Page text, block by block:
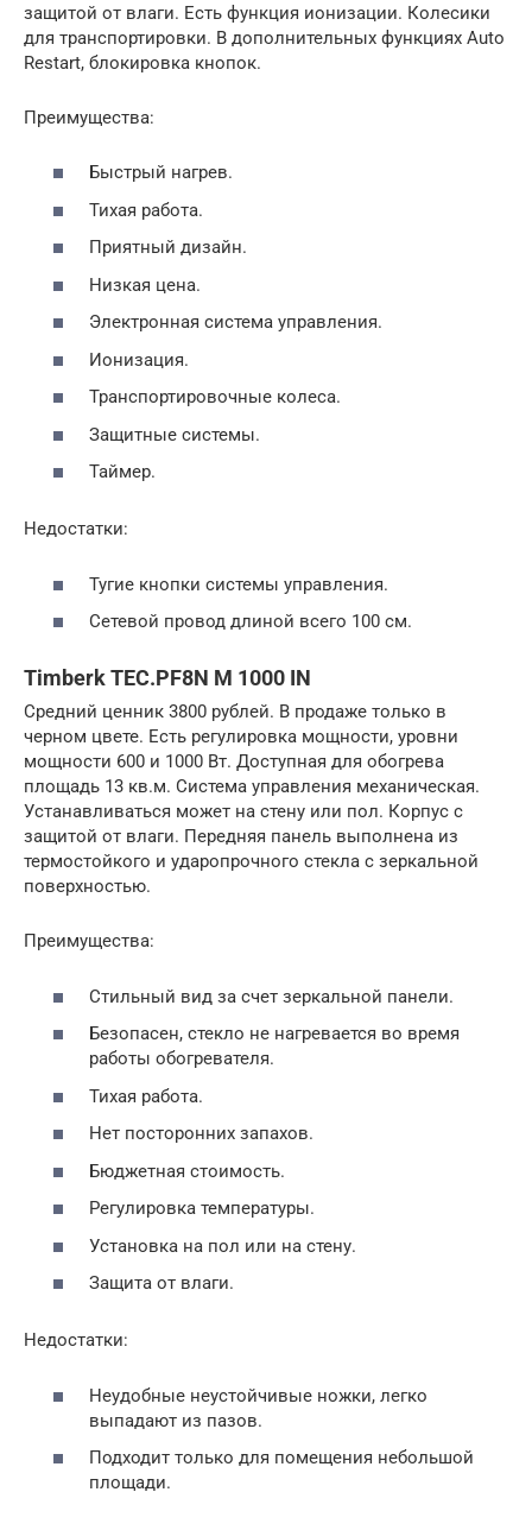
защитой от влаги. Есть функция ионизации. Колесики
для транспортировки. В дополнительных функциях Auto
Restart, блокировка кнопок.
Преимущества:
Быстрый нагрев.
Тихая работа.
Приятный дизайн.
Низкая цена.
Электронная система управления.
Ионизация.
Транспортировочные колеса.
Защитные системы.
Таймер.
Недостатки:
Тугие кнопки системы управления.
Сетевой провод длиной всего 100 см.
Timberk TEC.PF8N M 1000 IN
Средний ценник 3800 рублей. В продаже только в
черном цвете. Есть регулировка мощности, уровни
мощности 600 и 1000 Вт. Доступная для обогрева
площадь 13 кв.м. Система управления механическая.
Устанавливаться может на стену или пол. Корпус с
защитой от влаги. Передняя панель выполнена из
термостойкого и ударопрочного стекла с зеркальной
поверхностью.
Преимущества:
Стильный вид за счет зеркальной панели.
Безопасен, стекло не нагревается во время
работы обогревателя.
Тихая работа.
Нет посторонних запахов.
Бюджетная стоимость.
Регулировка температуры.
Установка на пол или на стену.
Защита от влаги.
Недостатки:
Неудобные неустойчивые ножки, легко
выпадают из пазов.
Подходит только для помещения небольшой
площади.